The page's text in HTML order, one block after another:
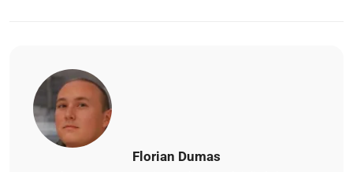
Florian Dumas